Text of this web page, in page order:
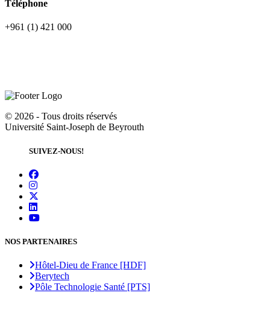
Téléphone
+961 (1) 421 000
© 2026 - Tous droits réservés
Université Saint-Joseph de Beyrouth
SUIVEZ-NOUS!
NOS PARTENAIRES
Hôtel-Dieu de France [HDF]
Berytech
Pôle Technologie Santé [PTS]